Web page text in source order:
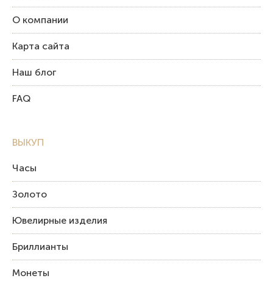
О компании
Карта сайта
Наш блог
FAQ
ВЫКУП
Часы
Золото
Ювелирные изделия
Бриллианты
Монеты